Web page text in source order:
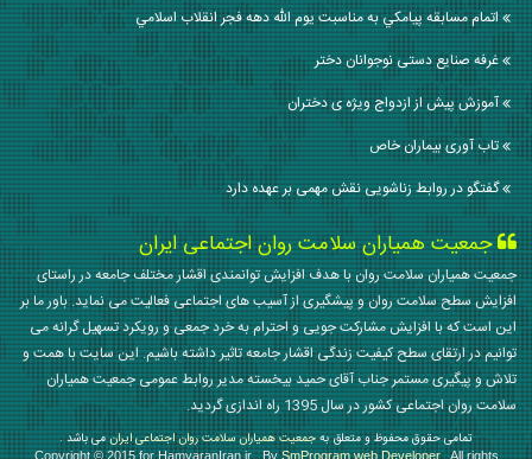
اتمام مسابقه پيامكي به مناسبت يوم الله دهه فجر انقلاب اسلامي
غرفه صنایع دستی نوجوانان دختر
آموزش پیش از ازدواج ویژه ی دختران
تاب آوری بیماران خاص
گفتگو در روابط زناشویی نقش مهمی بر عهده دارد
جمعیت همیاران سلامت روان اجتماعی ایران
جمعیت همیاران سلامت روان با هدف افزایش توانمندی اقشار مختلف جامعه در راستای
افزایش سطح سلامت روان و پیشگیری از آسیب های اجتماعی فعالیت می نماید. باور ما بر
این است که با افزایش مشارکت جویی و احترام به خرد جمعی و رویکرد تسهیل گرانه می
توانیم در ارتقای سطح کیفیت زندگی اقشار جامعه تاثیر داشته باشیم. این سایت با همت و
تلاش و پیگیری مستمر جناب آقای حمید بیخسته مدیر روابط عمومی جمعیت همیاران
سلامت روان اجتماعی کشور در سال 1395 راه اندازی گردید.
تمامی حقوق محفوظ و متعلق بهجمعیت همیاران سلامت روان اجتماعی ایرانمی باشد .
Copyright © 2015 for HamyaranIran.ir , BySmProgram web Developer, All rights